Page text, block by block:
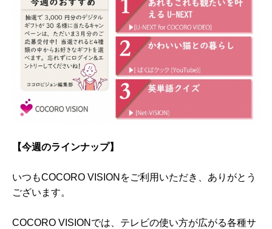
【今週のラインナップ】
いつもCOCORO VISIONをご利用いただき、ありがとう
ございます。
COCORO VISIONでは、テレビの使い方が広がる各種サ